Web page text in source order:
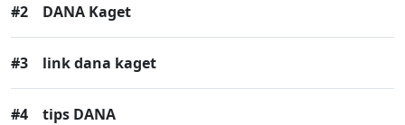
#2 DANA Kaget
#3 link dana kaget
#4 tips DANA